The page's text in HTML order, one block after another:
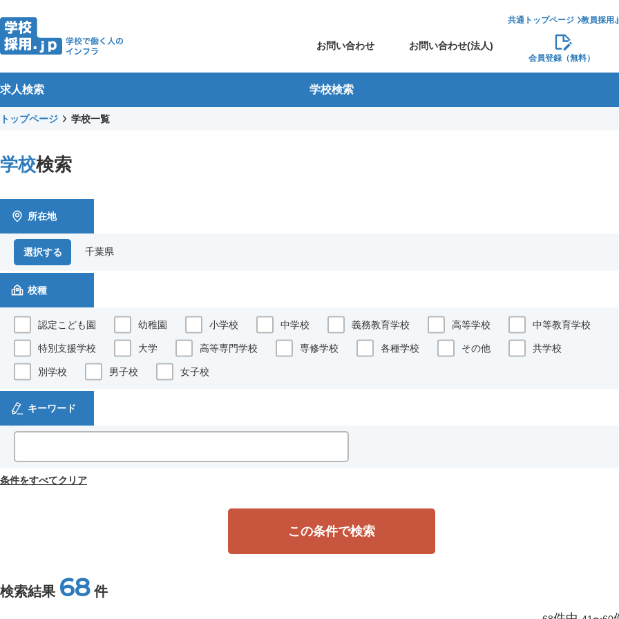
共通トップページ 教員採用
お問い合わせ お問い合わせ(法人)
会員登録（無料）
求人検索 学校検索
トップページ 学校一覧
学校検索
所在地
選択する 千葉県
校種
認定こども園 幼稚園 小学校 中学校 義務教育学校 高等学校 中等教育学校
特別支援学校 大学 高等専門学校 専修学校 各種学校 その他 共学校
別学校 男子校 女子校
キーワード
条件をすべてクリア
この条件で検索
検索結果 68 件